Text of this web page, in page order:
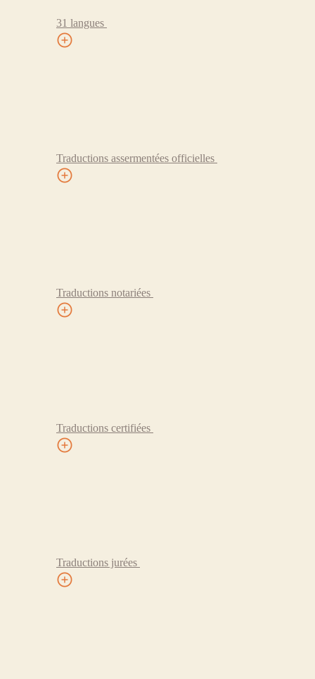
31 langues
Traductions assermentées officielles
Traductions notariées
Traductions certifiées
Traductions jurées